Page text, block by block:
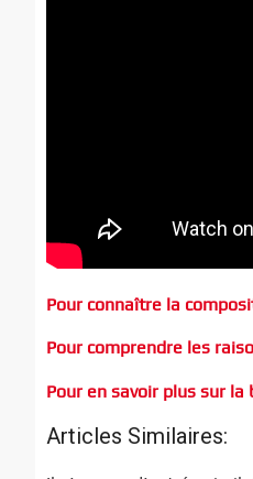
Pour connaître la
Pour comprendre les
Pour en savoir plus sur
Articles Similaires: